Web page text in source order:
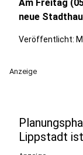
Am Freitag
neue
Veröffentlicht:
Anzeige
Lippstadt